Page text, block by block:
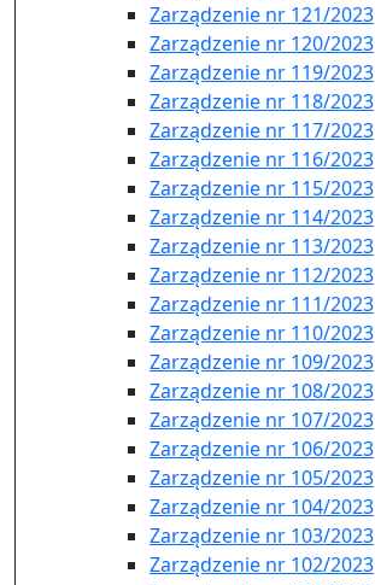
Zarządzenie nr 121/2023
Zarządzenie nr 120/2023
Zarządzenie nr 119/2023
Zarządzenie nr 118/2023
Zarządzenie nr 117/2023
Zarządzenie nr 116/2023
Zarządzenie nr 115/2023
Zarządzenie nr 114/2023
Zarządzenie nr 113/2023
Zarządzenie nr 112/2023
Zarządzenie nr 111/2023
Zarządzenie nr 110/2023
Zarządzenie nr 109/2023
Zarządzenie nr 108/2023
Zarządzenie nr 107/2023
Zarządzenie nr 106/2023
Zarządzenie nr 105/2023
Zarządzenie nr 104/2023
Zarządzenie nr 103/2023
Zarządzenie nr 102/2023